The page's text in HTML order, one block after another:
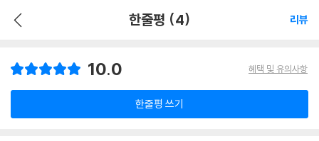
한줄평 (4) 리뷰
10.0 혜택 및 유의사항
한줄평 쓰기